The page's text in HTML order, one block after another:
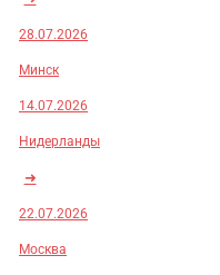
28.07.2026
Минск
14.07.2026
Нидерланды
➜
22.07.2026
Москва